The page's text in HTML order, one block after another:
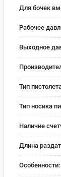
Для бочек
Рабочее
Выходное
Тип
Тип носика
Наличие
Длина
Особенности: